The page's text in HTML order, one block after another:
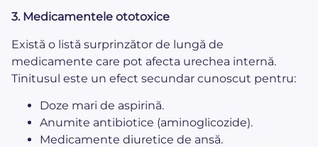
3. Medicamentele ototoxice
Există o listă surprinzător de lungă de
medicamente care pot afecta urechea internă.
Tinitusul este un efect secundar cunoscut pentru:
Doze mari de aspirină.
Anumite antibiotice (aminoglicozide).
Medicamente diuretice de ansă.